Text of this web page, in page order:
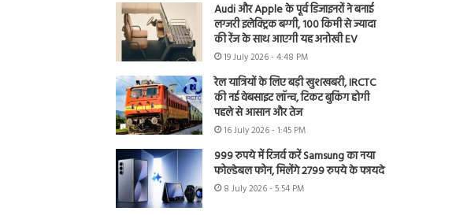
Audi और Apple के पूर्व डिजाइनरों ने बनाई
लग्जरी इलेक्ट्रिक बग्गी, 100 किमी से ज्यादा
की रेंज के साथ आएगी यह अनोखी EV
19 July 2026 - 4:48 PM
रेल यात्रियों के लिए बड़ी खुशखबरी, IRCTC
की नई वेबसाइट लॉन्च, टिकट बुकिंग होगी
पहले से आसान और तेज
16 July 2026 - 1:45 PM
999 रुपये में रिजर्व करें Samsung का नया
फोल्डेबल फोन, मिलेंगे 2799 रुपये के फायदे
8 July 2026 - 5:54 PM